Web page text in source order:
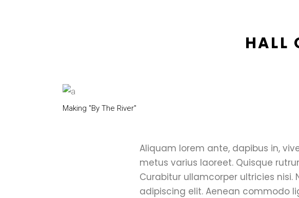
HALL
Making "By The River"
Aliquam lorem ante, dapibus in,
metus varius laoreet. Quisque
Curabitur ullamcorper ultricies
adipiscing elit. Aenean commodo